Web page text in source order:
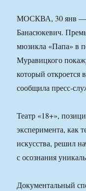
МОСКВА, 30 янв —
Банасюкевич.
мюзикла «Папа» в
Муравицкого
который откроется
сообщила пресс-
Театр «18+»,
эксперимента, как
искусства, решил
с осознания
Документальный